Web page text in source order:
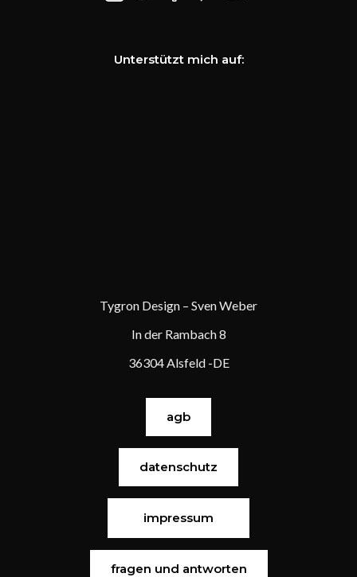
Unterstützt mich auf:
Tygron Design – Sven Weber
In der Rambach 8
36304 Alsfeld -DE
agb
datenschutz
impressum
fragen und antworten